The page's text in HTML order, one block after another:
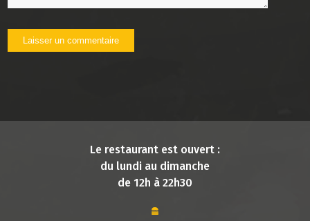
Le restaurant est ouvert :
du lundi au dimanche
de 12h à 22h30